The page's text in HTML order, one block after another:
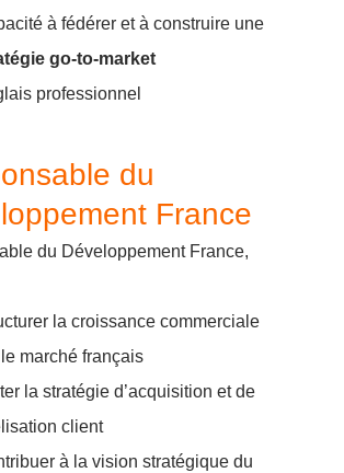
à fédérer et à construire une
go-to-market
professionnel
du
France
du Développement France,
la croissance commerciale
marché français
la stratégie d’acquisition et de
client
à la vision stratégique du